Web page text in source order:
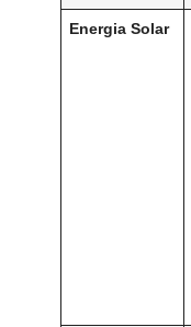
Energia Solar